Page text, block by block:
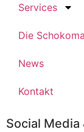
Services
Die
News
Kontakt
Social Media